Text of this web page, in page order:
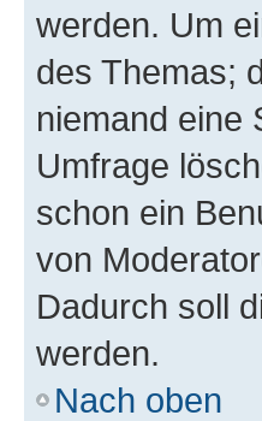
werden. Um
des Themas;
niemand eine
Umfrage
schon ein
von
Dadurch soll
werden.
Nach oben